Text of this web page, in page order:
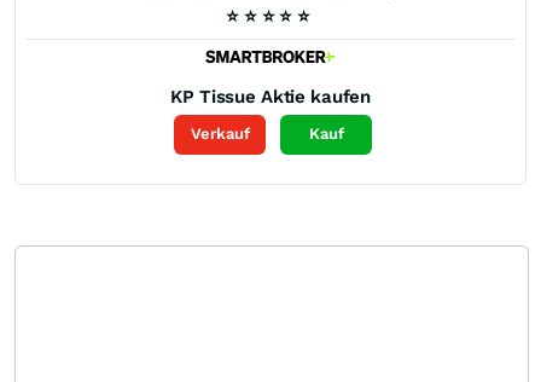
⭐ ⭐ ⭐ ⭐ ⭐
KP Tissue Aktie kaufen
Verkauf Kauf